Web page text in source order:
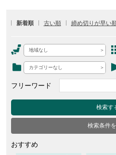
新着順 古い順 締め切りが早い
地域なし
カテゴリーなし
フリーワード
検索す
検索条件
おすすめ